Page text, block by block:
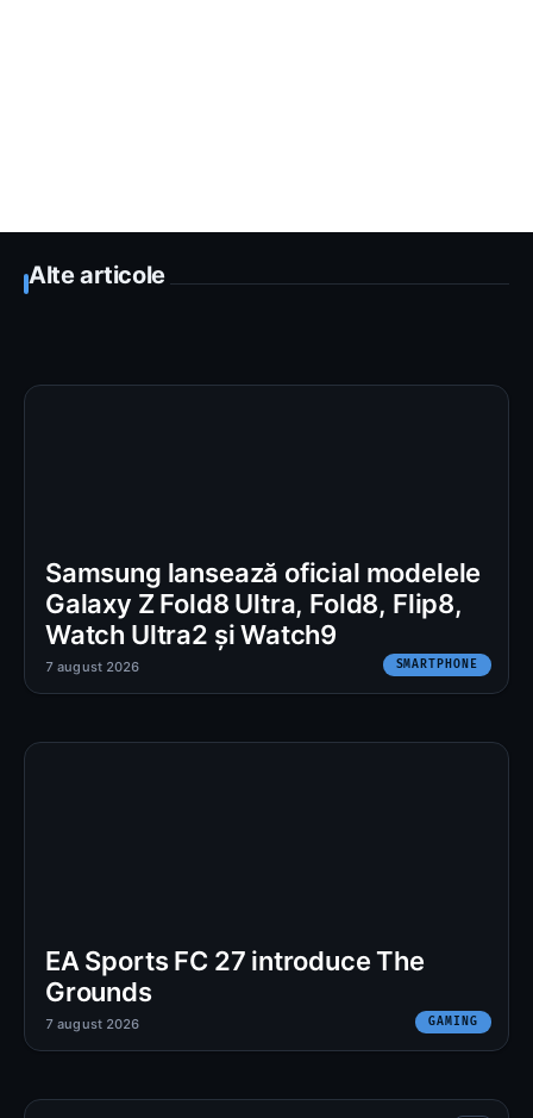
Alte articole
Samsung lansează oficial modelele
Galaxy Z Fold8 Ultra, Fold8, Flip8,
Watch Ultra2 și Watch9
SMARTPHONE
7 august 2026
EA Sports FC 27 introduce The
Grounds
GAMING
7 august 2026